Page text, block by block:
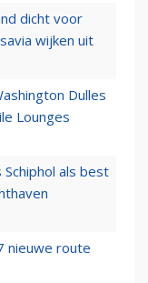
dicht voor
wijken uit
Dulles
Lounges
als best
nieuwe route